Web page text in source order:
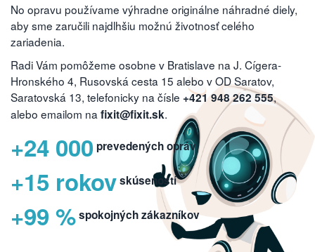
No opravu používame výhradne originálne náhradné diely,
aby sme zaručili najdlhšiu možnú životnosť celého
zariadenia.
Radi Vám pomôžeme osobne v Bratislave na J. Cígera-
Hronského 4, Rusovská cesta 15 alebo v OD Saratov,
Saratovská 13, telefonicky na čísle +421 948 262 555,
alebo emailom na fixit@fixit.sk.
+24 000 prevedených opráv
+15 rokovskúseností
+99 %spokojných zákazníkov